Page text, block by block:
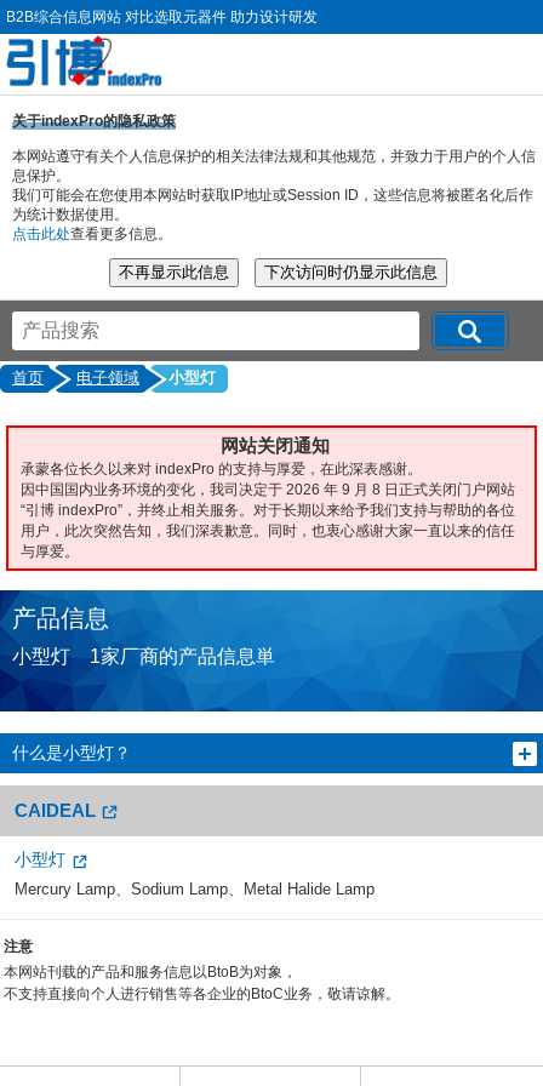
B2B综合信息网站 对比选取元器件 助力设计研发
关于indexPro的隐私政策
本网站遵守有关个人信息保护的相关法律法规和其他规范，并致力于用户的个人信
息保护。
我们可能会在您使用本网站时获取IP地址或Session ID，这些信息将被匿名化后作
为统计数据使用。
点击此处查看更多信息。
首页 电子领域 小型灯
网站关闭通知
承蒙各位长久以来对 indexPro 的支持与厚爱，在此深表感谢。
因中国国内业务环境的变化，我司决定于 2026 年 9 月 8 日正式关闭门户网站
“引博 indexPro”，并终止相关服务。对于长期以来给予我们支持与帮助的各位
用户，此次突然告知，我们深表歉意。同时，也衷心感谢大家一直以来的信任
与厚爱。
产品信息
小型灯 1家厂商的产品信息単
什么是小型灯？
CAIDEAL
小型灯
Mercury Lamp、Sodium Lamp、Metal Halide Lamp
注意
本网站刊载的产品和服务信息以BtoB为对象，
不支持直接向个人进行销售等各企业的BtoC业务，敬请谅解。